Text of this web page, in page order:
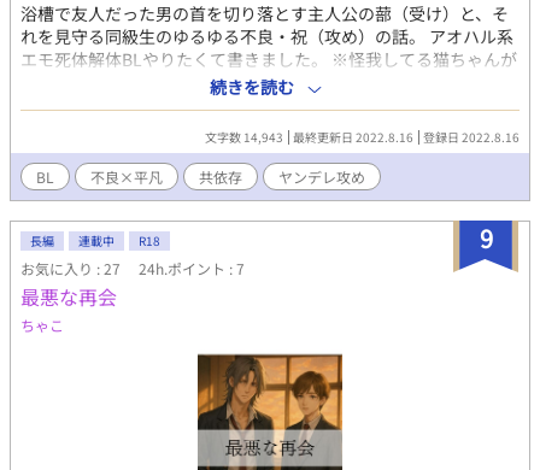
浴槽で友人だった男の首を切り落とす主人公の蔀（受け）と、そ
れを見守る同級生のゆるゆる不良・祝（攻め）の話。 アオハル系
エモ死体解体BLやりたくて書きました。 ※怪我してる猫ちゃんが
出ますが無事です。念のためR 18Gに設定してますが、そんなに痛
い描写も性描写もないです。 ※全体的に暗くて倫理観はないで
す。犯罪行為がポコポコ出てきますが、それらを助長する意図は
ございません。 ※なんでも許せる方向けです。
続きを読む
文字数 14,943 最終更新日 2022.8.16 登録日 2022.8.16
BL 不良×平凡 共依存 ヤンデレ攻め
9
長編 連載中 R18
お気に入り : 27 24h.ポイント : 7
最悪な再会
ちゃこ